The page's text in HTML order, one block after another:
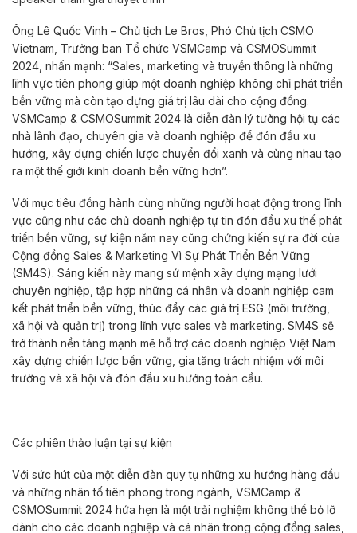
Ông Lê Quốc Vinh – Chủ tịch Le Bros, Phó Chủ tịch CSMO
Vietnam, Trưởng ban Tổ chức VSMCamp và CSMOSummit
2024, nhấn mạnh: “Sales, marketing và truyền thông là những
lĩnh vực tiên phong giúp một doanh nghiệp không chỉ phát triển
bền vững mà còn tạo dựng giá trị lâu dài cho cộng đồng.
VSMCamp & CSMOSummit 2024 là diễn đàn lý tưởng hội tụ các
nhà lãnh đạo, chuyên gia và doanh nghiệp để đón đầu xu
hướng, xây dựng chiến lược chuyển đổi xanh và cùng nhau tạo
ra một thế giới kinh doanh bền vững hơn”.
Với mục tiêu đồng hành cùng những người hoạt động trong lĩnh
vực cũng như các chủ doanh nghiệp tự tin đón đầu xu thế phát
triển bền vững, sự kiện năm nay cũng chứng kiến sự ra đời của
Cộng đồng Sales & Marketing Vì Sự Phát Triển Bền Vững
(SM4S). Sáng kiến này mang sứ mệnh xây dựng mạng lưới
chuyên nghiệp, tập hợp những cá nhân và doanh nghiệp cam
kết phát triển bền vững, thúc đẩy các giá trị ESG (môi trường,
xã hội và quản trị) trong lĩnh vực sales và marketing. SM4S sẽ
trở thành nền tảng mạnh mẽ hỗ trợ các doanh nghiệp Việt Nam
xây dựng chiến lược bền vững, gia tăng trách nhiệm với môi
trường và xã hội và đón đầu xu hướng toàn cầu.
Các phiên thảo luận tại sự kiện
Với sức hút của một diễn đàn quy tụ những xu hướng hàng đầu
và những nhân tố tiên phong trong ngành, VSMCamp &
CSMOSummit 2024 hứa hẹn là một trải nghiệm không thể bỏ lỡ
dành cho các doanh nghiệp và cá nhân trong cộng đồng sales,